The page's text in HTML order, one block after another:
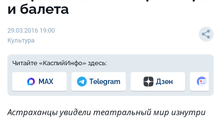
и балета
29.03.2016 19:00
Культура
Читайте «КаспийИнфо» здесь:
MAX Telegram Дзен
Астраханцы увидели театральный мир изнутри